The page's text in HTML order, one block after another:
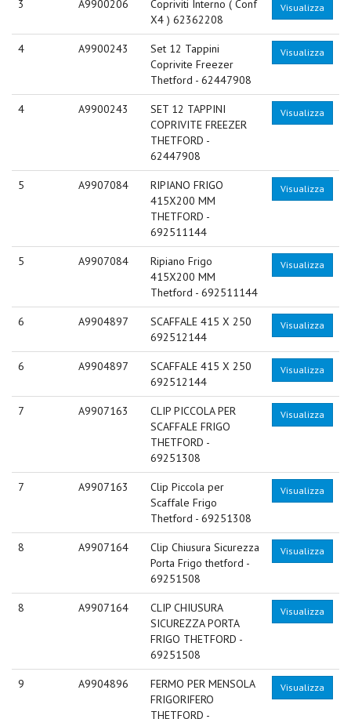
3 A9900206
Copriviti Interno ( Conf
X4 ) 62362208
Visualizza
4 A9900243
Set 12 Tappini
Coprivite Freezer
Thetford - 62447908
Visualizza
4 A9900243
SET 12 TAPPINI
COPRIVITE FREEZER
THETFORD -
62447908
Visualizza
5 A9907084
RIPIANO FRIGO
415X200 MM
THETFORD -
692511144
Visualizza
5 A9907084
Ripiano Frigo
415X200 MM
Thetford - 692511144
Visualizza
6 A9904897
SCAFFALE 415 X 250
692512144
Visualizza
6 A9904897
SCAFFALE 415 X 250
692512144
Visualizza
7 A9907163
CLIP PICCOLA PER
SCAFFALE FRIGO
THETFORD -
69251308
Visualizza
7 A9907163
Clip Piccola per
Scaffale Frigo
Thetford - 69251308
Visualizza
8 A9907164
Clip Chiusura Sicurezza
Porta Frigo thetford -
69251508
Visualizza
8 A9907164
CLIP CHIUSURA
SICUREZZA PORTA
FRIGO THETFORD -
69251508
Visualizza
9 A9904896
FERMO PER MENSOLA
FRIGORIFERO
THETFORD -
Visualizza